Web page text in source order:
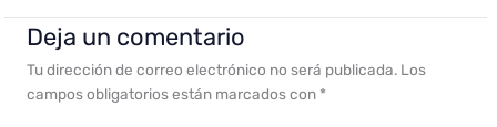
Deja un comentario
Tu dirección de correo electrónico no será publicada. Los
campos obligatorios están marcados con *